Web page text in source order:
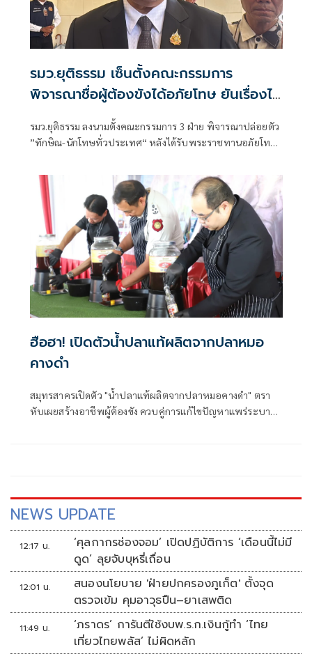
รมว.ยุติธรรม เซ็นตั้งคณะกรรมการ
พิจารณาชื่อผู้ต้องขังได้อภัยโทษ ยันเรื่องไม่
ต้องถึงนายกฯ
รมว.ยุติธรรม ลงนามตั้งคณะกรรมการ 3 ฝ่าย พิจารณาปล่อยตัว
”ทักษิณ-นักโทษทั่วประเทศ“ หลังได้รับพระราชทานอภัยโทษ
ฮือฮา! เปิดตัวน้ำปลาแท้ผลิตจากปลาหมอ
คางดำ
สมุทรสาครเปิดตัว "น้ำปลาแท้ผลิตจากปลาหมอคางดำ" ตรา
หับเผยสร้างอาชีพผู้ต้องขัง ควบคู่การแก้ไขปัญหาแพร่ระบาด
NEWS UPDATE
12:17 น.
‘ศุลกากรช่องจอม’ เปิดปฏิบัติการ ‘เดือนนี้ไม่มี
ดูด’ ลุยจับบุหรี่เถื่อน
12:01 น.
สนองนโยบาย 'ฝ่ายปกครองภูเก็ต' ตั้งจุด
ตรวจเข้ม คุมอาวุธปืน–ยาเสพติด
11:49 น.
‘ภราดร’ การันตีใช้งบพ.ร.ก.เงินกู้ทำ ‘ไทย
เที่ยวไทยพลัส’ ไม่ผิดหลัก